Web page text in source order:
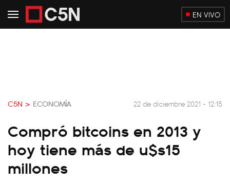
EN VIVO
C5N > ECONOMÍA 22 de diciembre 2021 - 12:15
Compró bitcoins en 2013 y
hoy tiene más de u$s15
millones